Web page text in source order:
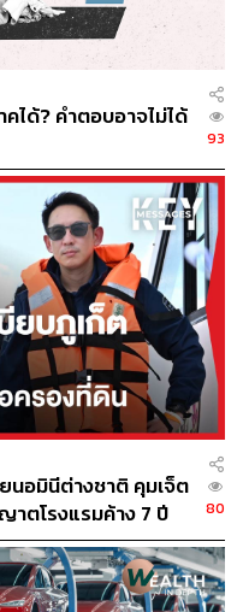
ห้เพื่อนบ้านในยามวิกฤต
พึ่งพาอาศัยทางพลังงาน
ำมันไปยังลาวกับเมีย
ว เนื่องจากไทยยังมี
องใช้จากลาว ส่วนเมีย
จำเป็นต้องไปใช้ในแท่น
เข้ามาที่โรงไฟฟ้าราชบุรี
างและภาคใต้”
มาณน้ำมันในระบบมาก
รองนายกรัฐมนตรีและ
ในฐานะผู้อำนวยการ
สั่งด่วนให้งดเว้นการเก็บ
3% โดยให้คงไว้ที่ 1%
มเข้าสู่ตลาดให้เพียงพอ
นว่าไม่มีสถานีบริการใด
ต่างๆ ก็พยายามที่จะ
จจะกลั่นเกินกว่า 100%
ได้? คำตอบอาจไม่ได้
93
นอมินีต่างชาติ คุมเจ็ต
ตโรงแรมค้าง 7 ปี
80